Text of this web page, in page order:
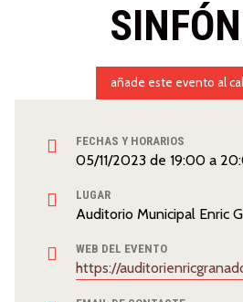
FECHAS Y HORARIOS
05/11/2023 de 19:00 a
LUGAR
Auditorio Municipal Enric
WEB DEL EVENTO
añade este evento al